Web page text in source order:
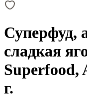
Суперфуд,
сладкая
Superfood,
г.